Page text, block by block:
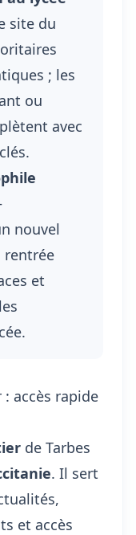
site du
; les
ou
avec
nouvel
rentrée
et
: accès rapide
de Tarbes
. Il sert
et accès